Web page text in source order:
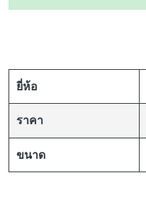
ยี่ห้อ
ราคา
ขนาด